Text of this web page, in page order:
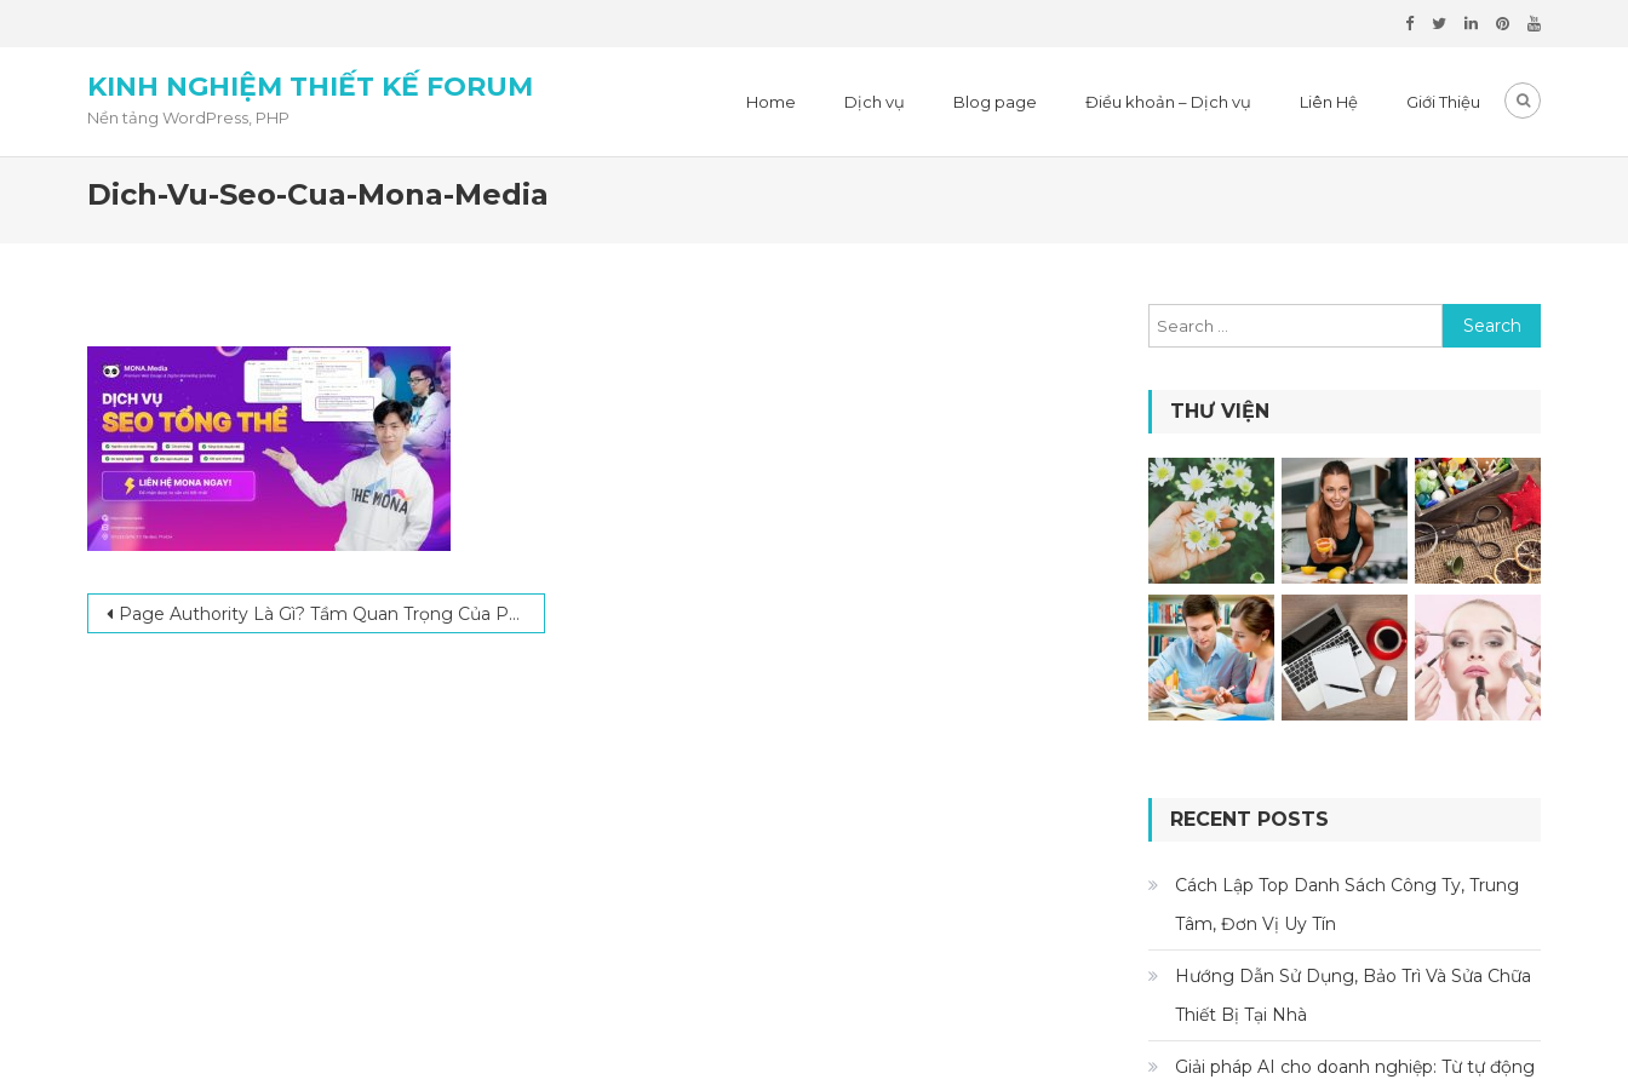
KINH NGHIỆM THIẾT KẾ FORUM
Nền tảng WordPress, PHP
Home Dịch vụ Blog page Điều khoản – Dịch vụ Liên Hệ Giới Thiệu
Dich-Vu-Seo-Cua-Mona-Media
Post navigation
Page Authority Là Gì? Tầm Quan Trọng Của Page Authority Trong SEO
Search for:
THƯ VIỆN
RECENT POSTS
Cách Lập Top Danh Sách Công Ty, Trung
Tâm, Đơn Vị Uy Tín
Hướng Dẫn Sử Dụng, Bảo Trì Và Sửa Chữa
Thiết Bị Tại Nhà
Giải pháp AI cho doanh nghiệp: Từ tự động